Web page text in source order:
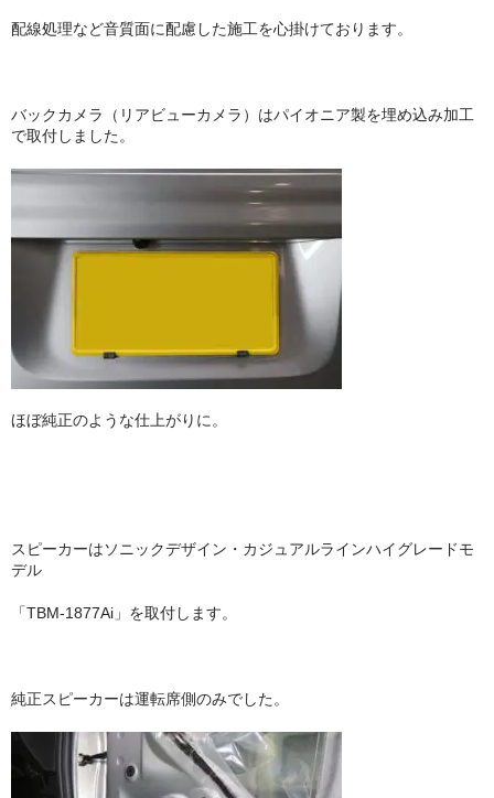
配線処理など音質面に配慮した施工を心掛けております。
バックカメラ（リアビューカメラ）はパイオニア製を埋め込み加工
で取付しました。
ほぼ純正のような仕上がりに。
スピーカーはソニックデザイン・カジュアルラインハイグレードモ
デル
「TBM-1877Ai」を取付します。
純正スピーカーは運転席側のみでした。